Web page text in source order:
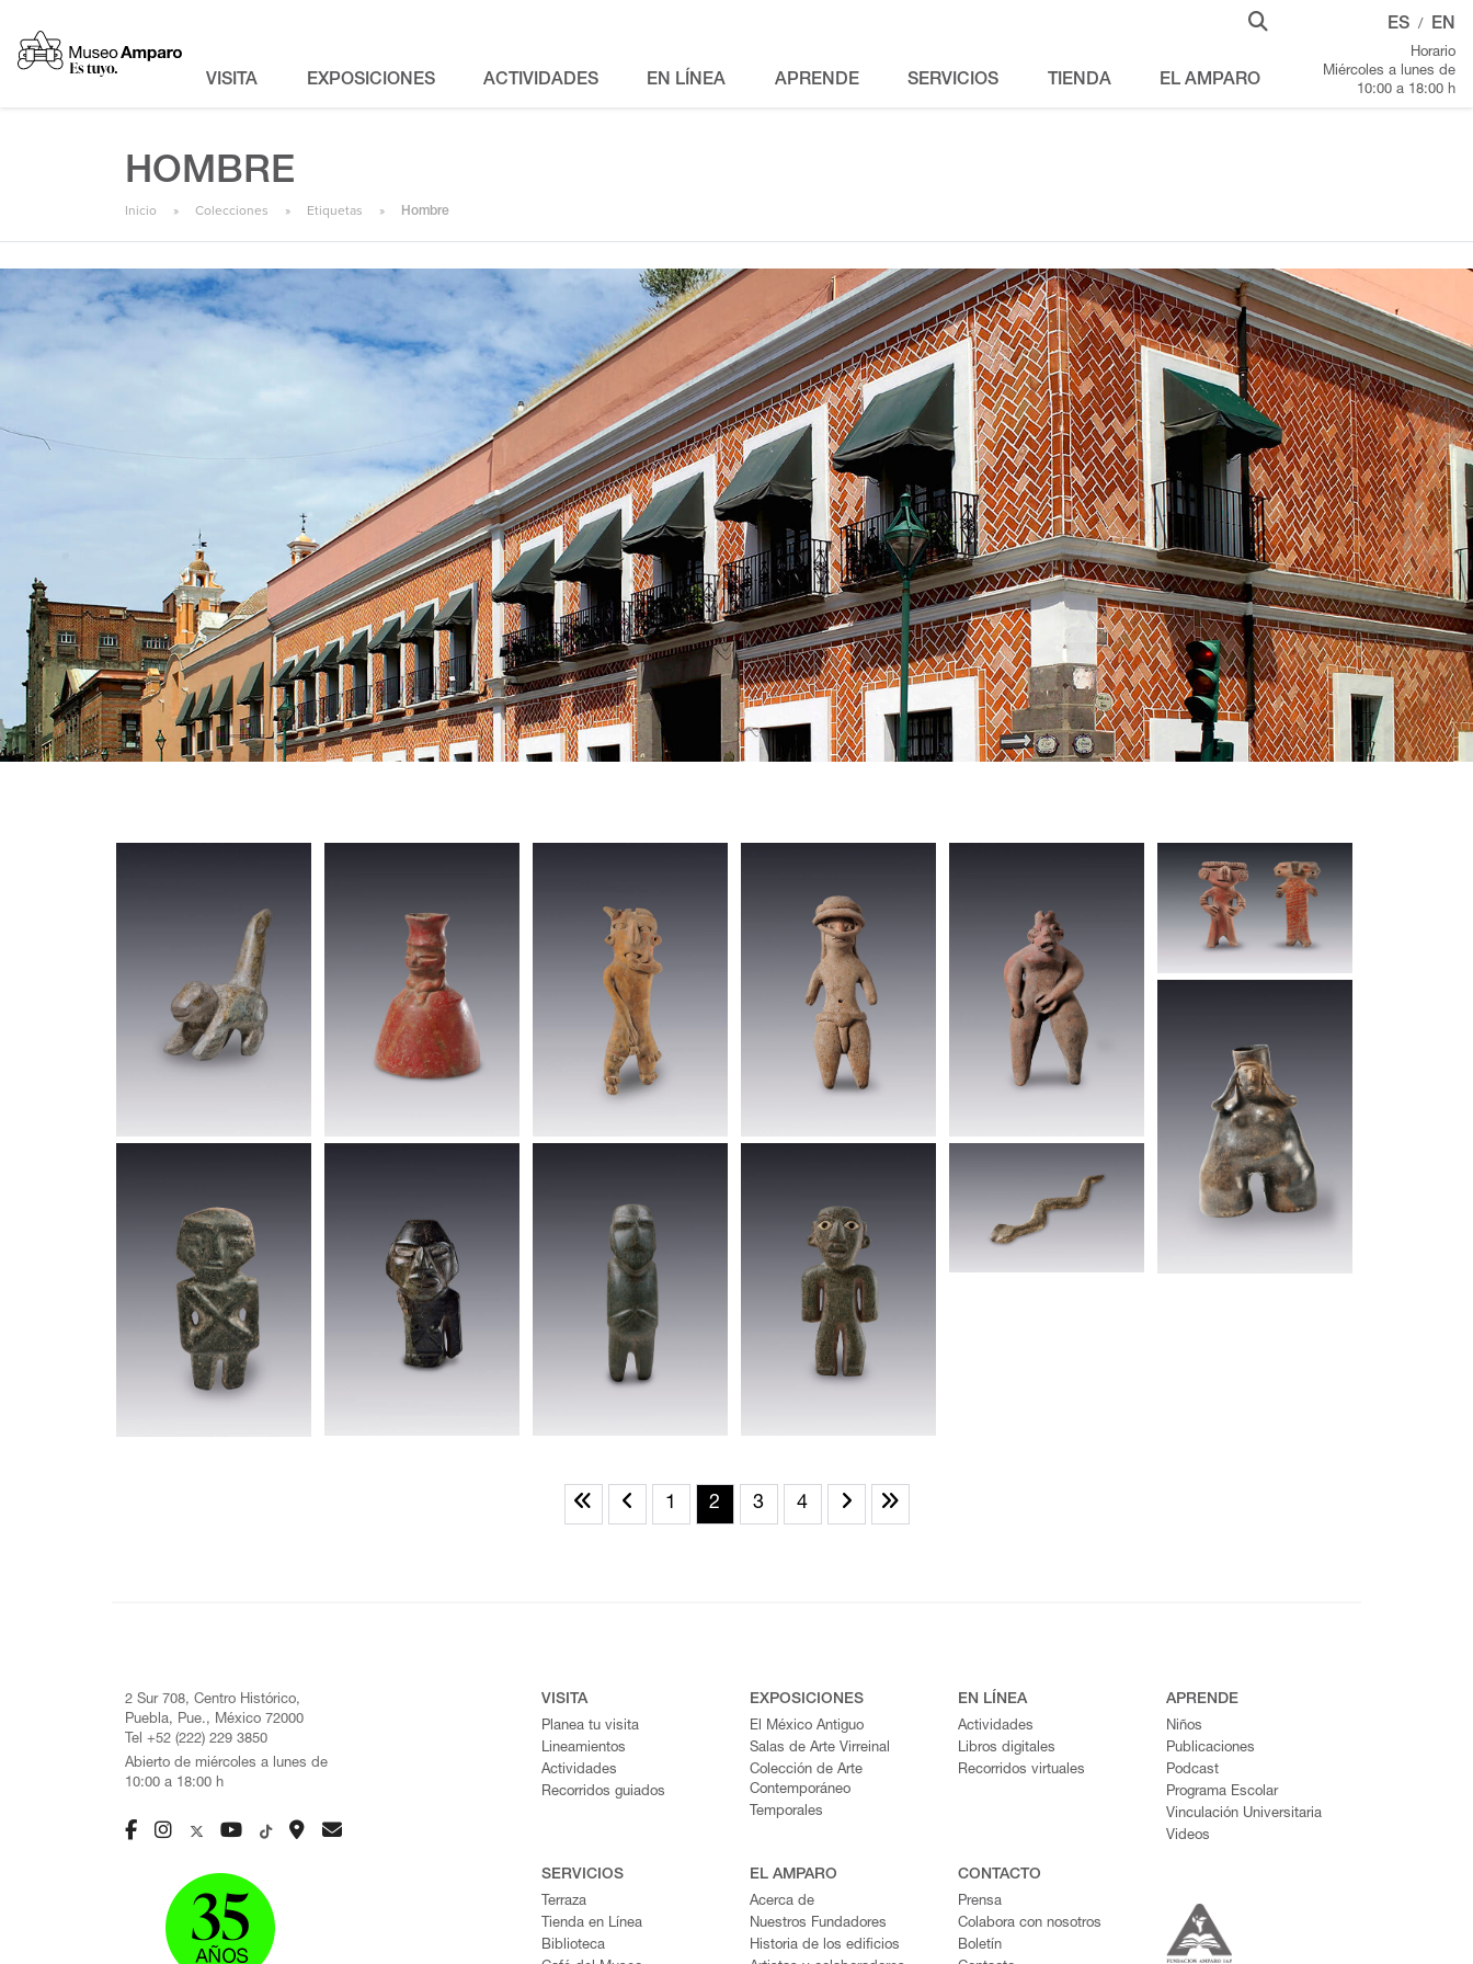
VISITA EXPOSICIONES ACTIVIDADES EN LÍNEA APRENDE SERVICIOS TIENDA EL AMPARO
ES / EN
Horario
Miércoles a lunes de
10:00 a 18:00 h
HOMBRE
Inicio Colecciones Etiquetas Hombre
1 2 3 4
2 Sur 708, Centro Histórico,
Puebla, Pue., México 72000
Tel +52 (222) 229 3850
Abierto de miércoles a lunes de
10:00 a 18:00 h
VISITA
Planea tu visita
Lineamientos
Actividades
Recorridos guiados
EXPOSICIONES
El México Antiguo
Salas de Arte Virreinal
Colección de Arte
Contemporáneo
Temporales
EN LÍNEA
Actividades
Libros digitales
Recorridos virtuales
APRENDE
Niños
Publicaciones
Podcast
Programa Escolar
Vinculación Universitaria
Videos
SERVICIOS
Terraza
Tienda en Línea
Biblioteca
EL AMPARO
Acerca de
Nuestros Fundadores
Historia de los edificios
CONTACTO
Prensa
Colabora con nosotros
Boletín